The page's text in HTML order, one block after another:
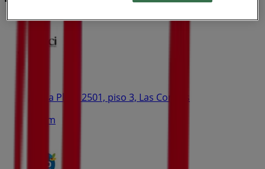
Tiendas más cercanas
Av. La Plaza 2501, piso 3, Las Condes
593 m